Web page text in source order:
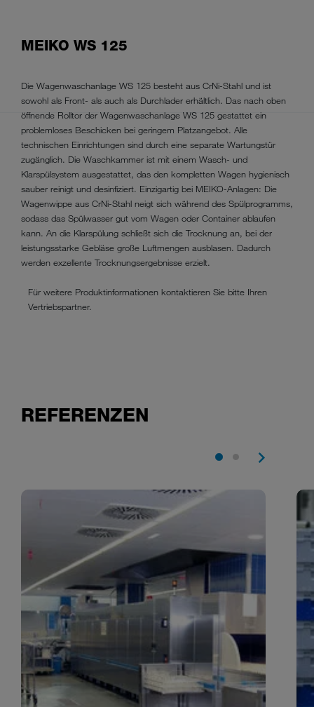
MEIKO WS 125
Die Wagenwaschanlage WS 125 besteht aus CrNi-Stahl und ist
sowohl als Front- als auch als Durchlader erhältlich. Das nach oben
öffnende Rolltor der Wagenwaschanlage WS 125 gestattet ein
problemloses Beschicken bei geringem Platzangebot. Alle
technischen Einrichtungen sind durch eine separate Wartungstür
zugänglich. Die Waschkammer ist mit einem Wasch- und
Klarspülsystem ausgestattet, das den kompletten Wagen hygienisch
sauber reinigt und desinfiziert. Einzigartig bei MEIKO-Anlagen: Die
Wagenwippe aus CrNi-Stahl neigt sich während des Spülprogramms,
sodass das Spülwasser gut vom Wagen oder Container ablaufen
kann. An die Klarspülung schließt sich die Trocknung an, bei der
leistungsstarke Gebläse große Luftmengen ausblasen. Dadurch
werden exzellente Trocknungsergebnisse erzielt.
Für weitere Produktinformationen kontaktieren Sie bitte Ihren
Vertriebspartner.
REFERENZEN